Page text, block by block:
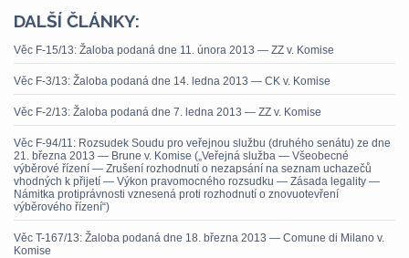
DALŠÍ ČLÁNKY:
Věc F-15/13: Žaloba podaná dne 11. února 2013 — ZZ v. Komise
Věc F-3/13: Žaloba podaná dne 14. ledna 2013 — CK v. Komise
Věc F-2/13: Žaloba podaná dne 7. ledna 2013 — ZZ v. Komise
Věc F-94/11: Rozsudek Soudu pro veřejnou službu (druhého senátu) ze dne
21. března 2013 — Brune v. Komise („Veřejná služba — Všeobecné
výběrové řízení — Zrušení rozhodnutí o nezapsání na seznam uchazečů
vhodných k přijetí — Výkon pravomocného rozsudku — Zásada legality —
Námitka protiprávnosti vznesená proti rozhodnutí o znovuotevření
výběrového řízení“)
Věc T-167/13: Žaloba podaná dne 18. března 2013 — Comune di Milano v.
Komise